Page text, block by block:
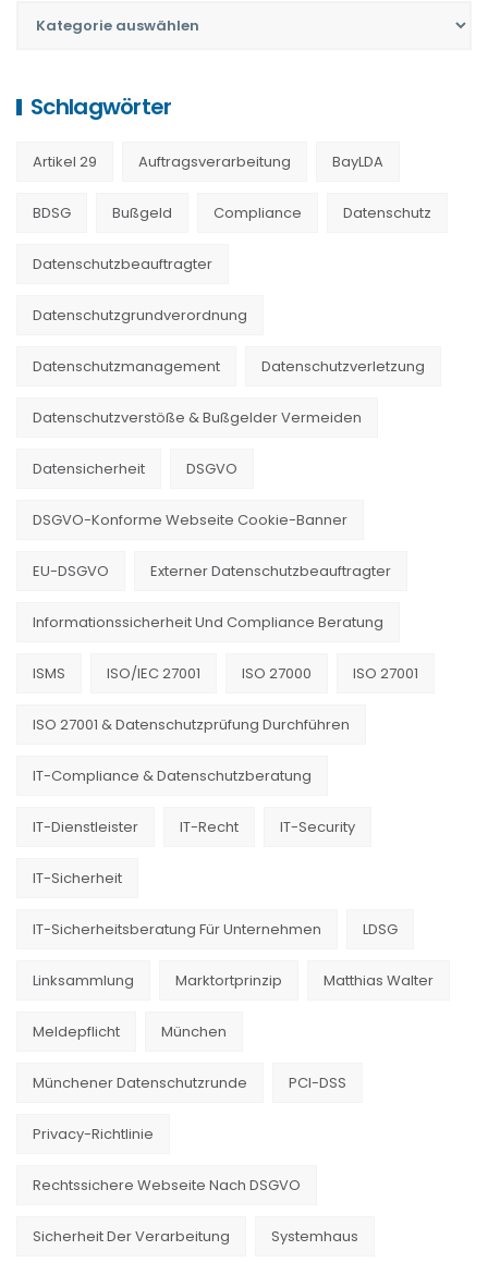
Schlagwörter
Artikel 29 Auftragsverarbeitung BayLDA
BDSG Bußgeld Compliance Datenschutz
Datenschutzbeauftragter
Datenschutzgrundverordnung
Datenschutzmanagement Datenschutzverletzung
Datenschutzverstöße & Bußgelder Vermeiden
Datensicherheit DSGVO
DSGVO-Konforme Webseite Cookie-Banner
EU-DSGVO Externer Datenschutzbeauftragter
Informationssicherheit Und Compliance Beratung
ISMS ISO/IEC 27001 ISO 27000 ISO 27001
ISO 27001 & Datenschutzprüfung Durchführen
IT-Compliance & Datenschutzberatung
IT-Dienstleister IT-Recht IT-Security
IT-Sicherheit
IT-Sicherheitsberatung Für Unternehmen LDSG
Linksammlung Marktortprinzip Matthias Walter
Meldepflicht München
Münchener Datenschutzrunde PCI-DSS
Privacy-Richtlinie
Rechtssichere Webseite Nach DSGVO
Sicherheit Der Verarbeitung Systemhaus